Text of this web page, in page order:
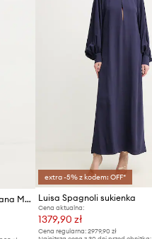
Luisa Spagnoli sukienka wełniana MARILINA
extra -5% z kodem: OFF*
Luisa Spagnoli sukienka
Cena aktualna:
1379,90 zł
Cena regularna: 2979,90 zł